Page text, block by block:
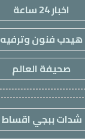
اخبار 24 ساعة
هيدب فنون وترفيه
صحيفة العالم
شدات ببجي اقساط